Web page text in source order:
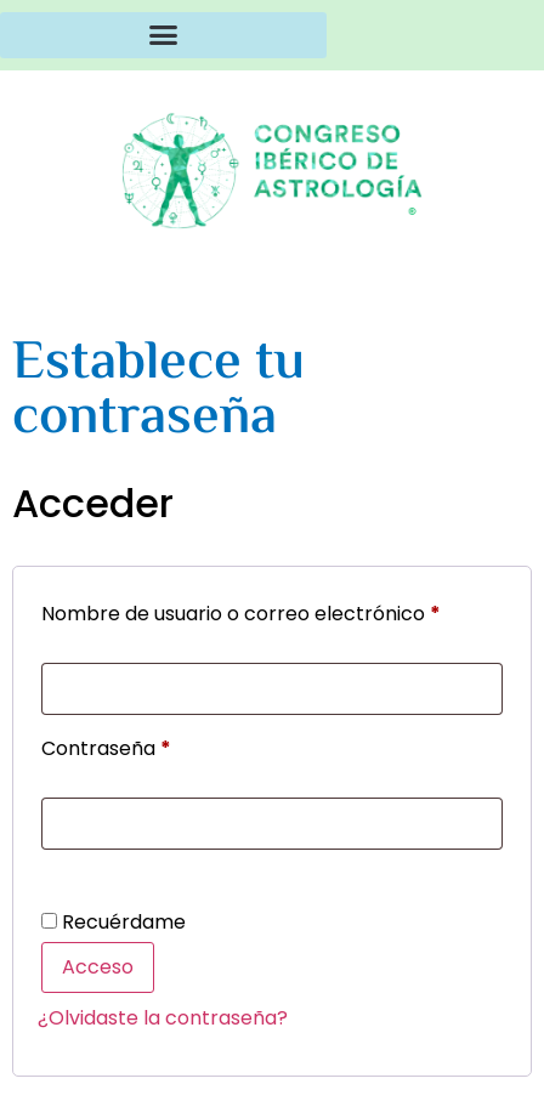
Establece tu
contraseña
Acceder
Nombre de usuario o correo electrónico *
Contraseña *
Recuérdame
Acceso
¿Olvidaste la contraseña?